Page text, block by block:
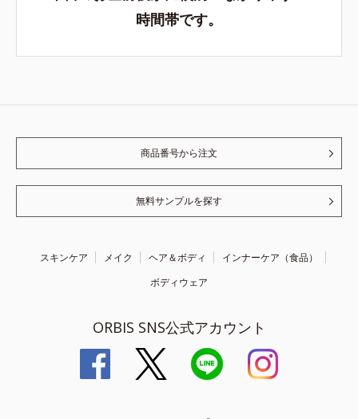
時間帯です。
商品番号から注文
無料サンプルを探す
スキンケア メイク ヘア＆ボディ
インナーケア（食品）
ボディウェア
ORBIS SNS公式アカウント